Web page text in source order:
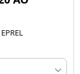
EPREL